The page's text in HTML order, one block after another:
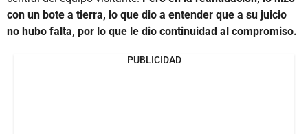
con un bote a tierra, lo que dio a entender que a su juicio
no hubo falta, por lo que le dio continuidad al compromiso.
PUBLICIDAD